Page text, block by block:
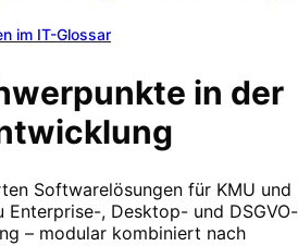
im IT-Glossar
in der
Softwarelösungen für KMU und
Enterprise-, Desktop- und DSGVO-
– modular kombiniert nach